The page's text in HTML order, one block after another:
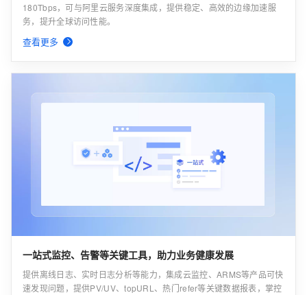
180Tbps，可与阿里云服务深度集成，提供稳定、高效的边缘加速服
务，提升全球访问性能。
查看更多
一站式监控、告警等关键工具，助力业务健康发展
提供离线日志、实时日志分析等能力，集成云监控、ARMS等产品可快
速发现问题，提供PV/UV、topURL、热门refer等关键数据报表，掌控